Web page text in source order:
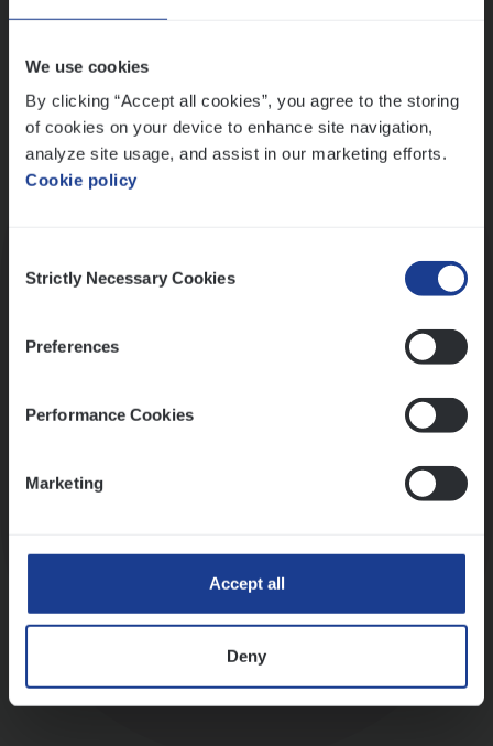
We use cookies
By clicking “Accept all cookies”, you agree to the storing
of cookies on your device to enhance site navigation,
analyze site usage, and assist in our marketing efforts.
Cookie policy
Selection
Strictly Necessary Cookies
Preferences
Performance Cookies
Marketing
Accept all
Deny